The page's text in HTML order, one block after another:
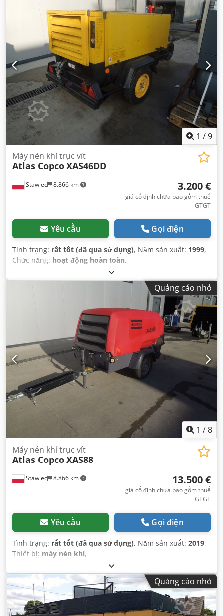
1 /9
Stawiec 8.866 km
Máy nén khí trục vít
Atlas CopcoXAS46DD
3.200 €
giá cố định chưa bao gồm thuế
GTGT
Yêu cầu Gọi điện
Tình trạng: rất tốt (đã qua sử dụng), Năm sản xuất: 1999,
Chức năng: hoạt động hoàn toàn,
Quảng cáo nhỏ
1 /8
Stawiec 8.866 km
Máy nén khí trục vít
Atlas CopcoXAS88
13.500 €
giá cố định chưa bao gồm thuế
GTGT
Yêu cầu Gọi điện
Tình trạng: rất tốt (đã qua sử dụng), Năm sản xuất: 2019,
Thiết bị: máy nén khí,
Quảng cáo nhỏ